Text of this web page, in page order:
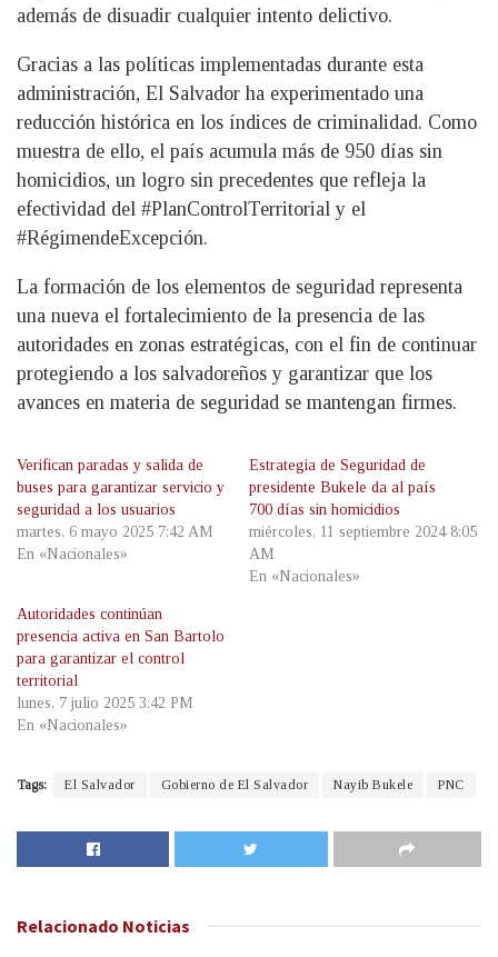
además de disuadir cualquier intento delictivo.
Gracias a las políticas implementadas durante esta
administración, El Salvador ha experimentado una
reducción histórica en los índices de criminalidad. Como
muestra de ello, el país acumula más de 950 días sin
homicidios, un logro sin precedentes que refleja la
efectividad del #PlanControlTerritorial y el
#RégimendeExcepción.
La formación de los elementos de seguridad representa
una nueva el fortalecimiento de la presencia de las
autoridades en zonas estratégicas, con el fin de continuar
protegiendo a los salvadoreños y garantizar que los
avances en materia de seguridad se mantengan firmes.
Verifican paradas y salida de
buses para garantizar servicio y
seguridad a los usuarios
martes, 6 mayo 2025 7:42 AM
En «Nacionales»
Estrategia de Seguridad de
presidente Bukele da al país
700 días sin homicidios
miércoles, 11 septiembre 2024 8:05
AM
En «Nacionales»
Autoridades continúan
presencia activa en San Bartolo
para garantizar el control
territorial
lunes, 7 julio 2025 3:42 PM
En «Nacionales»
Tags: El Salvador Gobierno de El Salvador Nayib Bukele PNC
Relacionado Noticias